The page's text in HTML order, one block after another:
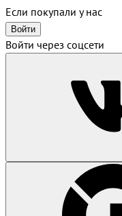
Если покупали у нас
Войти
Войти через соцсети